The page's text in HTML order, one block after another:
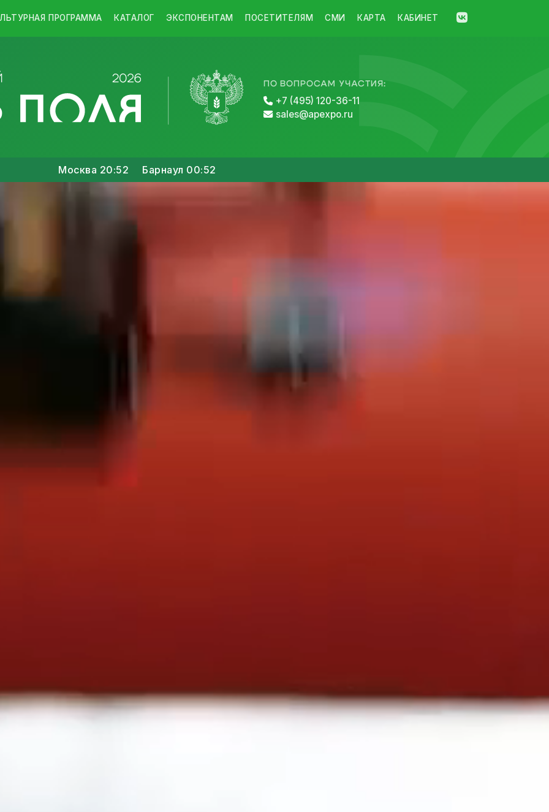
ПРОГРАММА КАТАЛОГ ЭКСПОНЕНТАМ ПОСЕТИТЕЛЯМ СМИ КАРТА КАБИНЕТ
ПО ВОПРОСАМ УЧАСТИЯ:
+7 (495) 120-36-11
sales@apexpo.ru
Москва 20:52 Барнаул 00:52